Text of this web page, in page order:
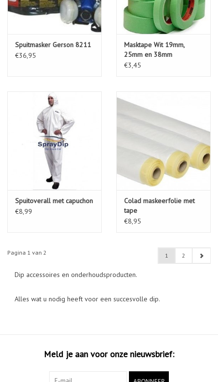
Spuitmasker Gerson 8211
€36,95
Masktape Wit 19mm,
25mm en 38mm
€3,45
Spuitoverall met capuchon
€8,99
Colad maskeerfolie met
tape
€8,95
Pagina 1 van 2 1 2
Dip accessoires en onderhoudsproducten.
Alles wat u nodig heeft voor een succesvolle dip.
Meld je aan voor onze nieuwsbrief: